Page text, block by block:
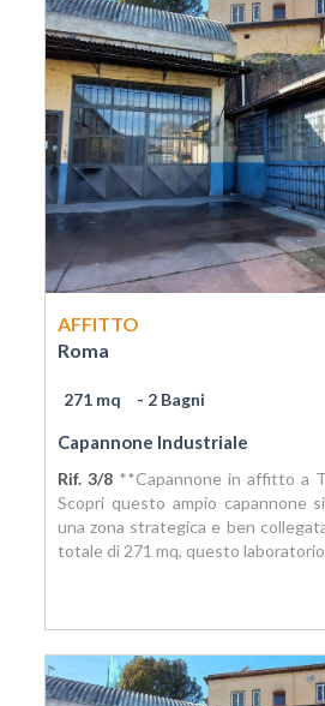
AFFITTO
Roma
271 mq - 2 Bagni
Capannone Industriale
Rif. 3/8**Capannone in affitto a
Scopri questo ampio capannone
una zona strategica e ben
totale di 271 mq, questo